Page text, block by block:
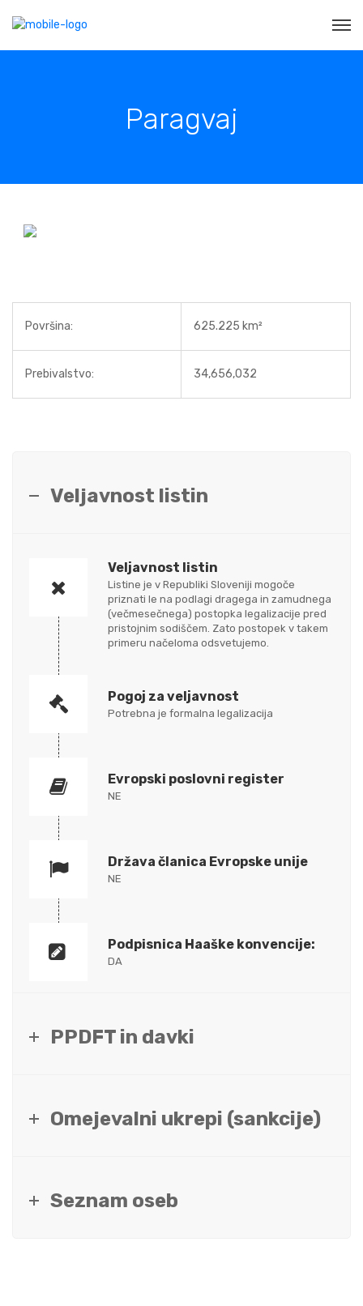
Paragvaj
Površina: 625.225 km²
Prebivalstvo: 34,656,032
Veljavnost listin
Veljavnost listin
Listine je v Republiki Sloveniji mogoče
priznati le na podlagi dragega in zamudnega
(večmesečnega) postopka legalizacije pred
pristojnim sodiščem. Zato postopek v takem
primeru načeloma odsvetujemo.
Pogoj za veljavnost
Potrebna je formalna legalizacija
Evropski poslovni register
NE
Država članica Evropske unije
NE
Podpisnica Haaške konvencije:
DA
PPDFT in davki
Omejevalni ukrepi (sankcije)
Seznam oseb